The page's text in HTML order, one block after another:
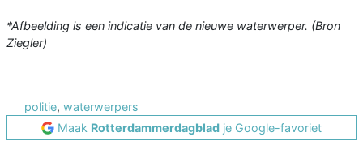
*Afbeelding is een indicatie van de nieuwe waterwerper. (Bron
Ziegler)
politie, waterwerpers
Maak Rotterdammerdagblad je Google-favoriet